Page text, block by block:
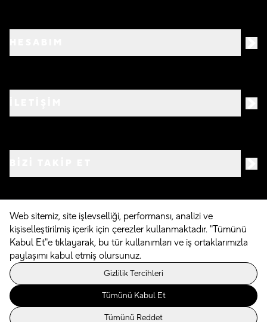
©2026 Crocs.com.tr • Tüm hakları saklıdır
Powered By
Web sitemiz, site işlevselliği, performansı, analizi ve
kişiselleştirilmiş içerik için çerezler kullanmaktadır. "Tümünü
Kabul Et"e tıklayarak, bu tür kullanımları ve iş ortaklarımızla
paylaşımı kabul etmiş olursunuz.
Gizlilik Tercihleri
Tümünü Kabul Et
Tümünü Reddet